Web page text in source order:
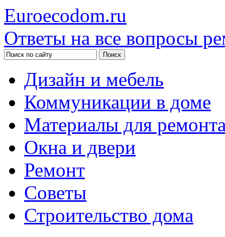
Euroecodom.ru
Ответы на все вопросы
Дизайн и мебель
Коммуникации в доме
Материалы для
Окна и двери
Ремонт
Советы
Строительство дома